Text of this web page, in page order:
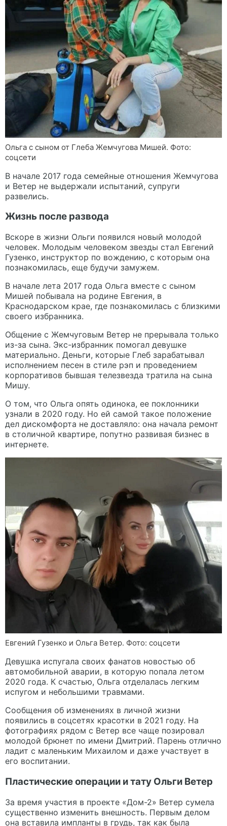
Ольга с сыном от Глеба Жемчугова Мишей. Фото:
соцсети
В начале 2017 года семейные отношения Жемчугова
и Ветер не выдержали испытаний, супруги
развелись.
Жизнь после развода
Вскоре в жизни Ольги появился новый молодой
человек. Молодым человеком звезды стал Евгений
Гузенко, инструктор по вождению, с которым она
познакомилась, еще будучи замужем.
В начале лета 2017 года Ольга вместе с сыном
Мишей побывала на родине Евгения, в
Краснодарском крае, где познакомилась с близкими
своего избранника.
Общение с Жемчуговым Ветер не прерывала только
из-за сына. Экс-избранник помогал девушке
материально. Деньги, которые Глеб зарабатывал
исполнением песен в стиле рэп и проведением
корпоративов бывшая телезвезда тратила на сына
Мишу.
О том, что Ольга опять одинока, ее поклонники
узнали в 2020 году. Но ей самой такое положение
дел дискомфорта не доставляло: она начала ремонт
в столичной квартире, попутно развивая бизнес в
интернете.
Евгений Гузенко и Ольга Ветер. Фото: соцсети
Девушка испугала своих фанатов новостью об
автомобильной аварии, в которую попала летом
2020 года. К счастью, Ольга отделалась легким
испугом и небольшими травмами.
Сообщения об изменениях в личной жизни
появились в соцсетях красотки в 2021 году. На
фотографиях рядом с Ветер все чаще позировал
молодой брюнет по имени Дмитрий. Парень отлично
ладит с маленьким Михаилом и даже участвует в
его воспитании.
Пластические операции и тату Ольги Ветер
За время участия в проекте «Дом-2» Ветер сумела
существенно изменить внешность. Первым делом
она вставила импланты в грудь, так как была